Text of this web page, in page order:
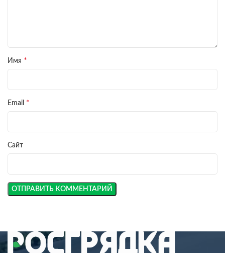
Имя *
Email *
Сайт